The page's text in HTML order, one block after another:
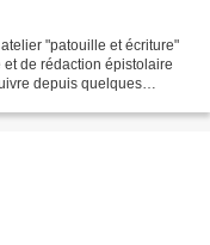
"patouille et écriture"
de rédaction épistolaire
depuis quelques